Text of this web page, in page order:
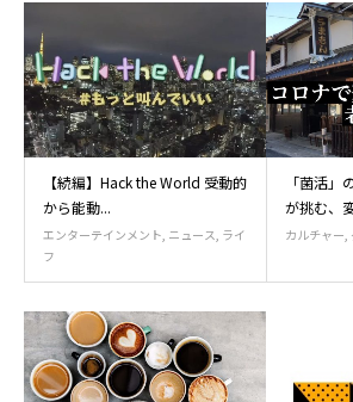
【続編】Hack the World 受動的
から能動...
エンターテインメント ニュース ライ
フ
「菌活」
が挑む、
カルチャー